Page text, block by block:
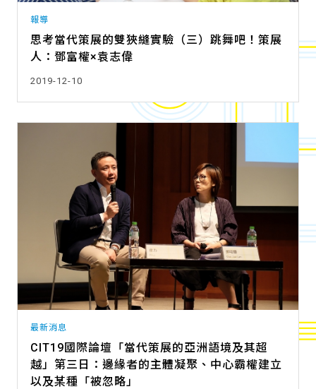
報導
思考當代策展的雙狹縫實驗（三）跳舞吧！策展
人：鄧富權×袁志偉
2019-12-10
最新消息
CIT19國際論壇「當代策展的亞洲語境及其超
越」第三日：邊緣者的主體凝聚、中心霸權建立
以及某種「被忽略」